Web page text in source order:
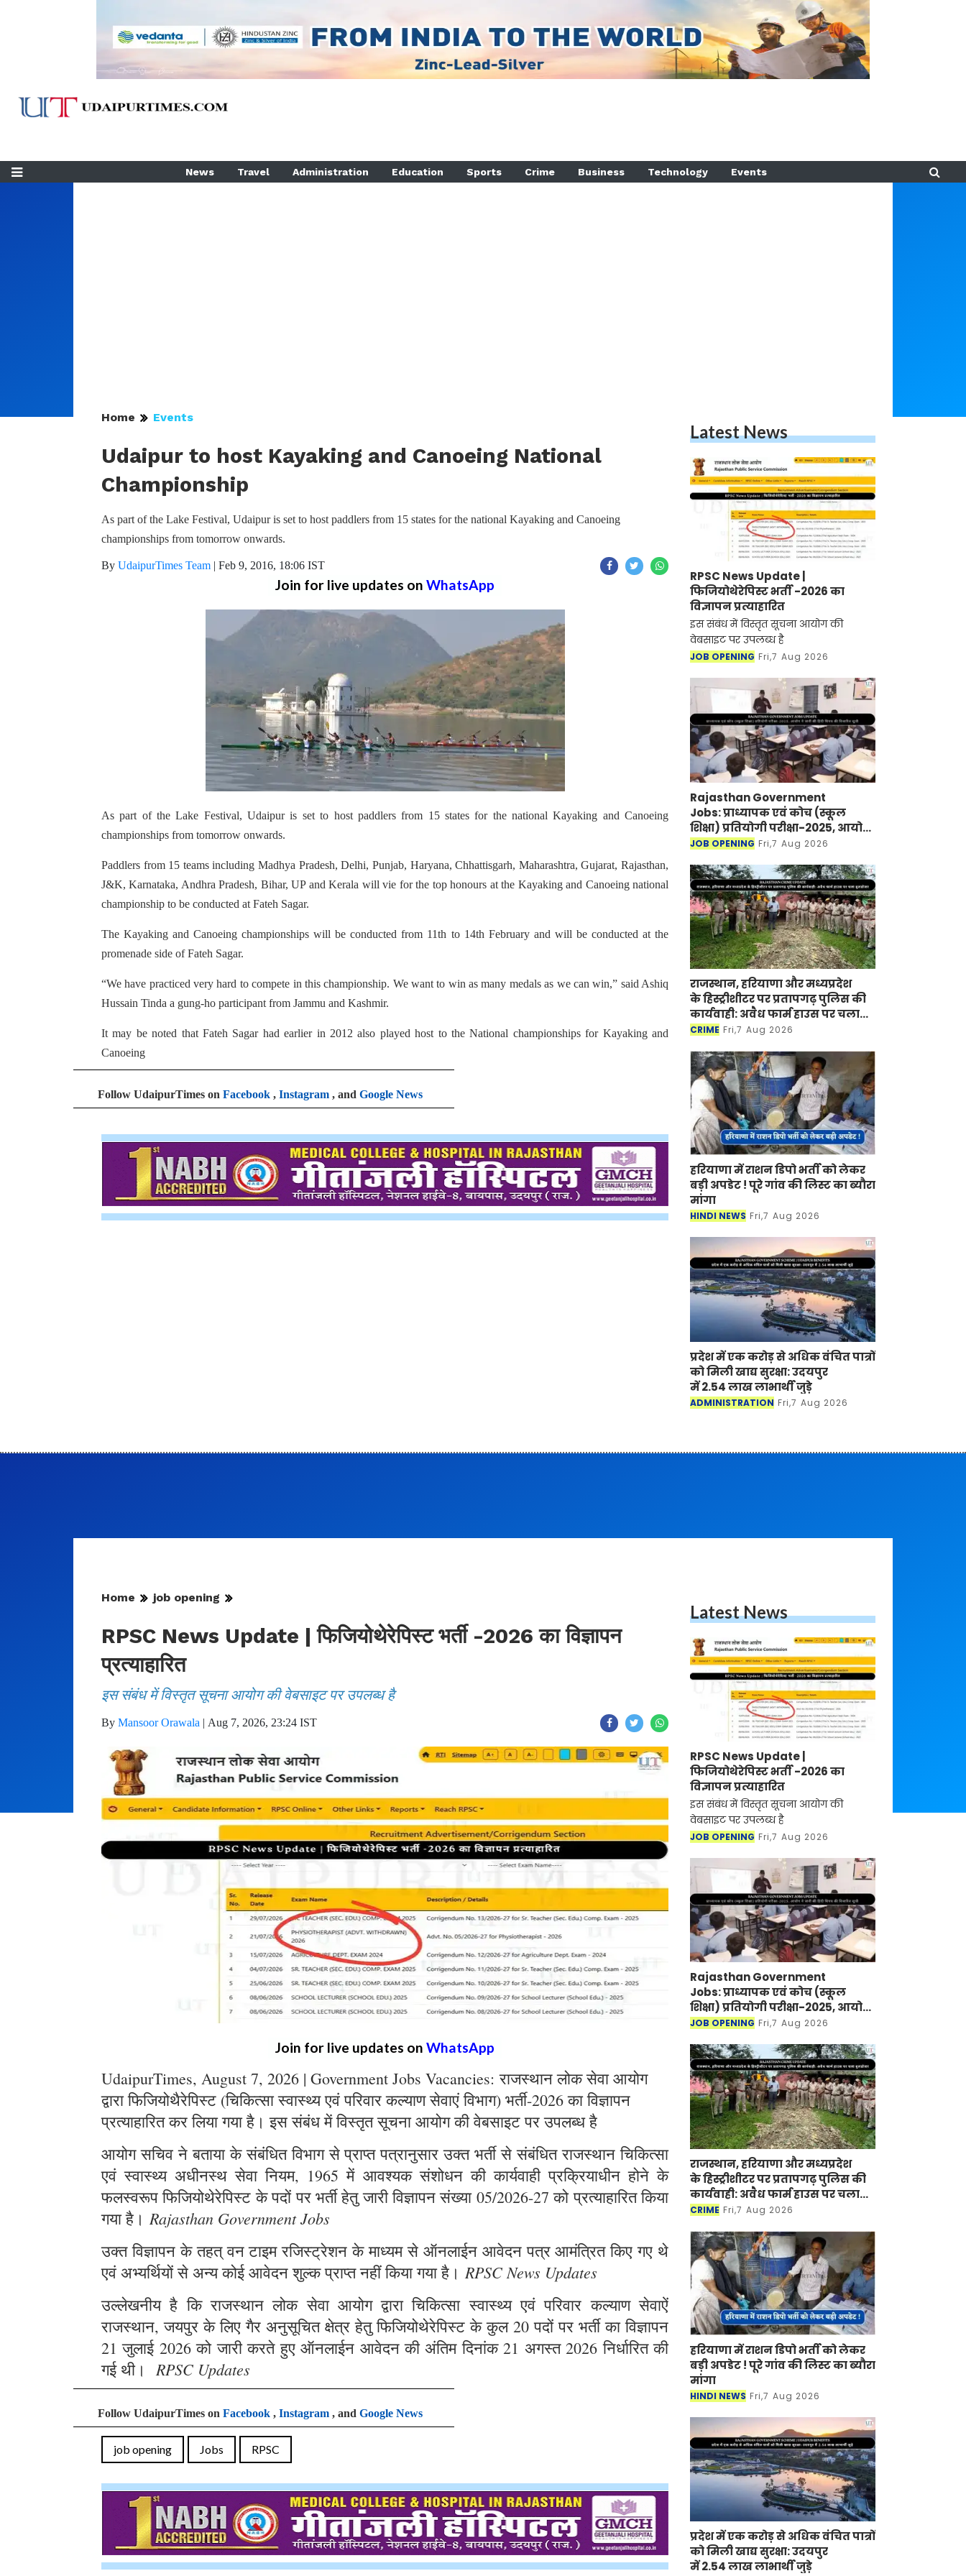
News Travel Administration Education Sports Crime Business Technology Events
Home Events
Udaipur to host Kayaking and Canoeing National
Championship
As part of the Lake Festival, Udaipur is set to host paddlers from 15 states for the national Kayaking and Canoeing
championships from tomorrow onwards.
By UdaipurTimes Team | Feb 9, 2016, 18:06 IST
Join for live updates on WhatsApp
As part of the Lake Festival, Udaipur is set to host paddlers from 15 states for the national Kayaking and Canoeing
championships from tomorrow onwards.
Paddlers from 15 teams including Madhya Pradesh, Delhi, Punjab, Haryana, Chhattisgarh, Maharashtra, Gujarat, Rajasthan,
J&K, Karnataka, Andhra Pradesh, Bihar, UP and Kerala will vie for the top honours at the Kayaking and Canoeing national
championship to be conducted at Fateh Sagar.
The Kayaking and Canoeing championships will be conducted from 11th to 14th February and will be conducted at the
promenade side of Fateh Sagar.
“We have practiced very hard to compete in this championship. We want to win as many medals as we can win,” said Ashiq
Hussain Tinda a gung-ho participant from Jammu and Kashmir.
It may be noted that Fateh Sagar had earlier in 2012 also played host to the National championships for Kayaking and
Canoeing
Follow UdaipurTimes on Facebook , Instagram , and Google News
Latest News
RPSC News Update |
फिजियोथेरेपिस्ट भर्ती -2026 का
विज्ञापन प्रत्याहारित
इस संबंध में विस्तृत सूचना आयोग की
वेबसाइट पर उपलब्ध है
JOB OPENING Fri,7 Aug 2026
Rajasthan Government
Jobs: प्राध्यापक एवं कोच (स्कूल
शिक्षा) प्रतियोगी परीक्षा-2025, आयोग
ने जारी की हिंदी विषय की विचारित
JOB OPENING Fri,7 Aug 2026
राजस्थान, हरियाणा और मध्यप्रदेश
के हिस्ट्रीशीटर पर प्रतापगढ़ पुलिस की
कार्यवाही: अवैध फार्म हाउस पर चला
बुलडोजर
CRIME Fri,7 Aug 2026
हरियाणा में राशन डिपो भर्ती को लेकर
बड़ी अपडेट ! पूरे गांव की लिस्ट का ब्यौरा
मांगा
HINDI NEWS Fri,7 Aug 2026
प्रदेश में एक करोड़ से अधिक वंचित पात्रों
को मिली खाद्य सुरक्षा: उदयपुर
में 2.54 लाख लाभार्थी जुड़े
ADMINISTRATION Fri,7 Aug 2026
Home job opening
RPSC News Update | फिजियोथेरेपिस्ट भर्ती -2026 का विज्ञापन
प्रत्याहारित
इस संबंध में विस्तृत सूचना आयोग की वेबसाइट पर उपलब्ध है
By Mansoor Orawala | Aug 7, 2026, 23:24 IST
Join for live updates on WhatsApp
UdaipurTimes, August 7, 2026 | Government Jobs Vacancies: राजस्थान लोक सेवा आयोग
द्वारा फिजियोथैरेपिस्ट (चिकित्सा स्वास्थ्य एवं परिवार कल्याण सेवाएं विभाग) भर्ती-2026 का विज्ञापन
प्रत्याहारित कर लिया गया है। इस संबंध में विस्तृत सूचना आयोग की वेबसाइट पर उपलब्ध है
आयोग सचिव ने बताया के संबंधित विभाग से प्राप्त पत्रानुसार उक्त भर्ती से संबंधित राजस्थान चिकित्सा
एवं स्वास्थ्य अधीनस्थ सेवा नियम, 1965 में आवश्यक संशोधन की कार्यवाही प्रक्रियाधीन होने के
फलस्वरूप फिजियोथेरेपिस्ट के पदों पर भर्ती हेतु जारी विज्ञापन संख्या 05/2026-27 को प्रत्याहारित किया
गया है। Rajasthan Government Jobs
उक्त विज्ञापन के तहत् वन टाइम रजिस्ट्रेशन के माध्यम से ऑनलाईन आवेदन पत्र आमंत्रित किए गए थे
एवं अभ्यर्थियों से अन्य कोई आवेदन शुल्क प्राप्त नहीं किया गया है। RPSC News Updates
उल्लेखनीय है कि राजस्थान लोक सेवा आयोग द्वारा चिकित्सा स्वास्थ्य एवं परिवार कल्याण सेवाऐं
राजस्थान, जयपुर के लिए गैर अनुसूचित क्षेत्र हेतु फिजियोथेरेपिस्ट के कुल 20 पदों पर भर्ती का विज्ञापन
21 जुलाई 2026 को जारी करते हुए ऑनलाईन आवेदन की अंतिम दिनांक 21 अगस्त 2026 निर्धारित की
गई थी। RPSC Updates
Follow UdaipurTimes on Facebook , Instagram , and Google News
job opening Jobs RPSC
Latest News
RPSC News Update |
फिजियोथेरेपिस्ट भर्ती -2026 का
विज्ञापन प्रत्याहारित
इस संबंध में विस्तृत सूचना आयोग की
वेबसाइट पर उपलब्ध है
JOB OPENING Fri,7 Aug 2026
Rajasthan Government
Jobs: प्राध्यापक एवं कोच (स्कूल
शिक्षा) प्रतियोगी परीक्षा-2025, आयोग
ने जारी की हिंदी विषय की विचारित
JOB OPENING Fri,7 Aug 2026
राजस्थान, हरियाणा और मध्यप्रदेश
के हिस्ट्रीशीटर पर प्रतापगढ़ पुलिस की
कार्यवाही: अवैध फार्म हाउस पर चला
बुलडोजर
CRIME Fri,7 Aug 2026
हरियाणा में राशन डिपो भर्ती को लेकर
बड़ी अपडेट ! पूरे गांव की लिस्ट का ब्यौरा
मांगा
HINDI NEWS Fri,7 Aug 2026
प्रदेश में एक करोड़ से अधिक वंचित पात्रों
को मिली खाद्य सुरक्षा: उदयपुर
में 2.54 लाख लाभार्थी जुड़े